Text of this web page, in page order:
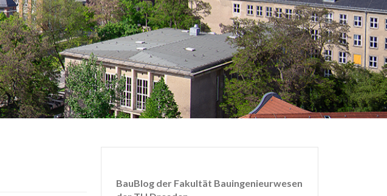
BauBlog der Fakultät Bauingenieurwesen